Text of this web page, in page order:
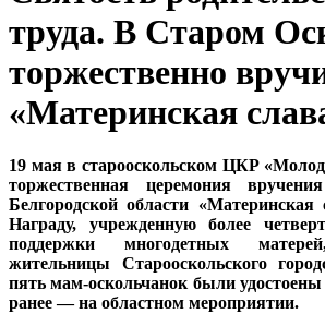
труда. В Старом
торжественно
«Материнская
19 мая в старооскольском ЦКР
торжественная церемония
Белгородской области
Награду, учрежденную более
поддержки многодетных
жительницы Старооскольского
пять мам-оскольчанок были
ранее — на областном мероприятии.